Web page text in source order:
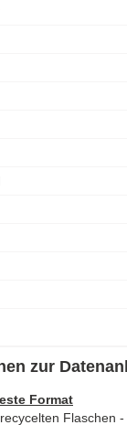
zur
Format
Flaschen